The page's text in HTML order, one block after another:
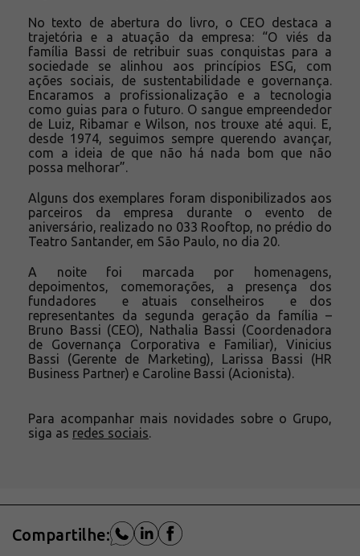
No texto de abertura do livro, o CEO destaca a
trajetória e a atuação da empresa: “O viés da
família Bassi de retribuir suas conquistas para a
sociedade se alinhou aos princípios ESG, com
ações sociais, de sustentabilidade e governança.
Encaramos a profissionalização e a tecnologia
como guias para o futuro. O sangue empreendedor
de Luiz, Ribamar e Wilson, nos trouxe até aqui. E,
desde 1974, seguimos sempre querendo avançar,
com a ideia de que não há nada bom que não
possa melhorar”.
Alguns dos exemplares foram disponibilizados aos
parceiros da empresa durante o evento de
aniversário, realizado no 033 Rooftop, no prédio do
Teatro Santander, em São Paulo, no dia 20.
A noite foi marcada por homenagens,
depoimentos, comemorações, a presença dos
fundadores e atuais conselheiros e dos
representantes da segunda geração da família –
Bruno Bassi (CEO), Nathalia Bassi (Coordenadora
de Governança Corporativa e Familiar), Vinicius
Bassi (Gerente de Marketing), Larissa Bassi (HR
Business Partner) e Caroline Bassi (Acionista).
Para acompanhar mais novidades sobre o Grupo,
siga as redes sociais
Compartilhe: